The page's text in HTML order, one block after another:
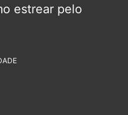
estrear pelo